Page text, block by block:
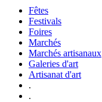
Fêtes
Festivals
Foires
Marchés
Marchés artisanaux
Galeries d'art
Artisanat d'art
.
.